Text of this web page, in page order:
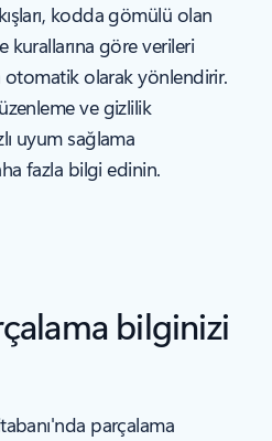
kodda gömülü olan
göre verileri
otomatik olarak yönlendirir.
ve gizlilik
uyum sağlama
fazla bilgi edinin.
bilginizi
parçalama